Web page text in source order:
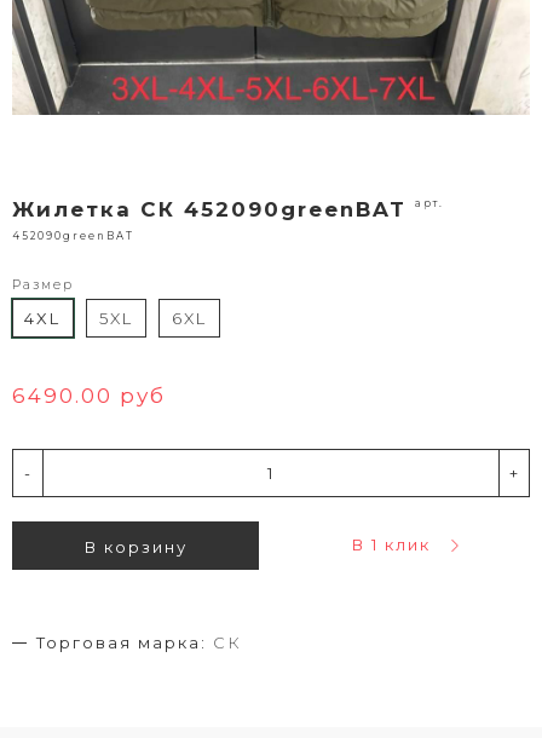
Жилетка СК 452090greenBAT арт.
452090greenBAT
Размер
4XL 5XL 6XL
6490.00 руб
- +
В корзину В 1 клик
Торговая марка: СК